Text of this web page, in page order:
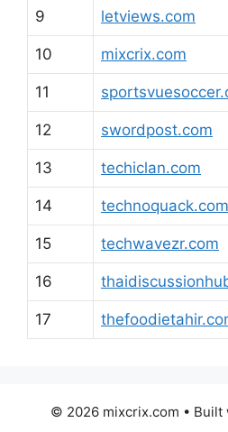
9 letviews.com
10 mixcrix.com
11
12 swordpost.com
13 techiclan.com
14 technoquack.com
15 techwavezr.com
16
17
© 2026 mixcrix.com • Built